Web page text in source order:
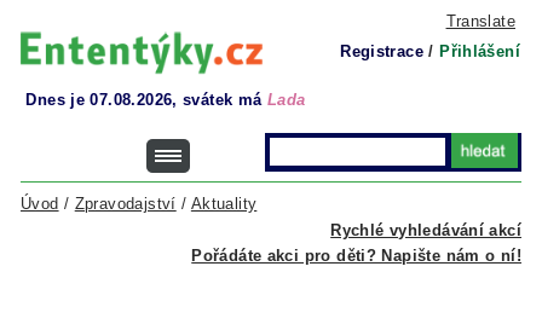
Translate
Registrace / Přihlášení
Dnes je 07.08.2026, svátek má Lada
Rychlé vyhledávání akcí
Úvod / Zpravodajství / Aktuality
Pořádáte akci pro děti? Napište nám o ní!